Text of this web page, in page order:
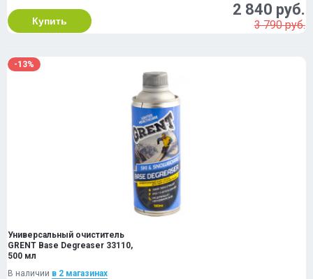
Купить
2 840 руб.
3 790 руб.
-13%
Универсальный очиститель
GRENT Base Degreaser 33110,
500 мл
В наличии в 2 магазинах